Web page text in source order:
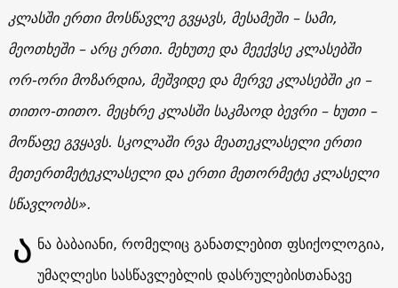
კლასში ერთი მოსწავლე გვყავს, მესამეში – სამი,
მეოთხეში – არც ერთი. მეხუთე და მეექვსე კლასებში
ორ-ორი მოზარდია, მეშვიდე და მერვე კლასებში კი –
თითო-თითო. მეცხრე კლასში საკმაოდ ბევრი – ხუთი –
მოწაფე გვყავს. სკოლაში რვა მეათეკლასელი ერთი
მეთერთმეტეკლასელი და ერთი მეთორმეტე კლასელი
სწავლობს».
Ა ნა ბაბაიანი, რომელიც განათლებით ფსიქოლოგია,
უმაღლესი სასწავლებლის დასრულებისთანავე